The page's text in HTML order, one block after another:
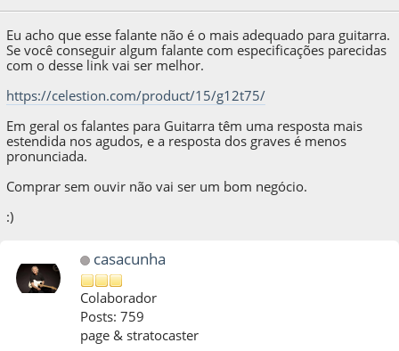
Eu acho que esse falante não é o mais adequado para guitarra.
Se você conseguir algum falante com especificações parecidas
com o desse link vai ser melhor.
https://celestion.com/product/15/g12t75/
Em geral os falantes para Guitarra têm uma resposta mais
estendida nos agudos, e a resposta dos graves é menos
pronunciada.
Comprar sem ouvir não vai ser um bom negócio.
:)
casacunha
Colaborador
Posts: 759
page & stratocaster